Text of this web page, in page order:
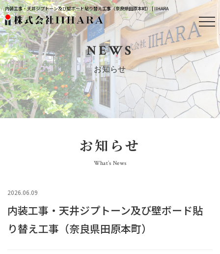
内装工事・天井ジプトーン及び壁ボード貼り替え工事（奈良県田原本町） | IIHARA
NEWS
お知らせ
お知らせ
What’s News
2026.06.09
内装工事・天井ジプトーン及び壁ボード貼
り替え工事（奈良県田原本町）